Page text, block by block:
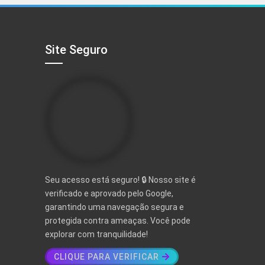
Site Seguro
Seu acesso está seguro! 🔒 Nosso site é
verificado e aprovado pelo Google,
garantindo uma navegação segura e
protegida contra ameaças. Você pode
explorar com tranquilidade!
CLIQUE PARA VERIFICAR